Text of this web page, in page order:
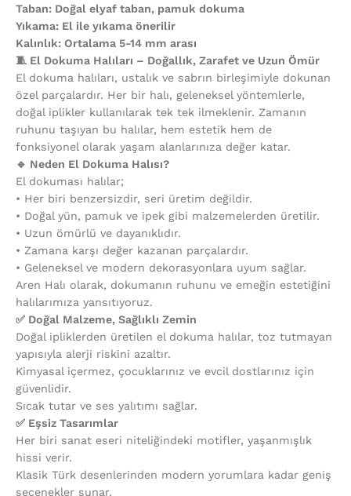
Taban: Doğal elyaf taban, pamuk dokuma
Yıkama: El ile yıkama önerilir
Kalınlık: Ortalama 5-14 mm arası
🧵 El Dokuma Halıları – Doğallık, Zarafet ve Uzun Ömür
El dokuma halıları, ustalık ve sabrın birleşimiyle dokunan
özel parçalardır. Her bir halı, geleneksel yöntemlerle,
doğal iplikler kullanılarak tek tek ilmeklenir. Zamanın
ruhunu taşıyan bu halılar, hem estetik hem de
fonksiyonel olarak yaşam alanlarınıza değer katar.
🔹 Neden El Dokuma Halısı?
El dokuması halılar;
•⁠ ⁠Her biri benzersizdir, seri üretim değildir.
•⁠ ⁠Doğal yün, pamuk ve ipek gibi malzemelerden üretilir.
•⁠ ⁠Uzun ömürlü ve dayanıklıdır.
•⁠ ⁠Zamana karşı değer kazanan parçalardır.
•⁠ ⁠Geleneksel ve modern dekorasyonlara uyum sağlar.
Aren Halı olarak, dokumanın ruhunu ve emeğin estetiğini
halılarımıza yansıtıyoruz.
✅ Doğal Malzeme, Sağlıklı Zemin
Doğal ipliklerden üretilen el dokuma halılar, toz tutmayan
yapısıyla alerji riskini azaltır.
Kimyasal içermez, çocuklarınız ve evcil dostlarınız için
güvenlidir.
Sıcak tutar ve ses yalıtımı sağlar.
✅ Eşsiz Tasarımlar
Her biri sanat eseri niteliğindeki motifler, yaşanmışlık
hissi verir.
Klasik Türk desenlerinden modern yorumlara kadar geniş
seçenekler sunar.